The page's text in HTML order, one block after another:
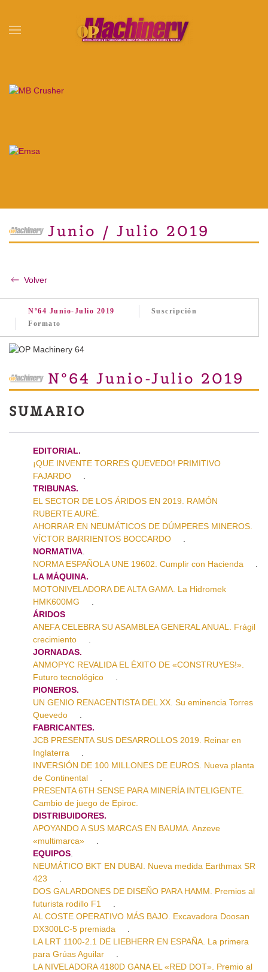
Skip to main content
Junio / Julio 2019
Volver
Nº64 Junio-Julio 2019
Suscripción
Formato
Nº64 Junio-Julio 2019
SUMARIO
EDITORIAL.
¡QUE INVENTE TORRES QUEVEDO! PRIMITIVO
FAJARDO
TRIBUNAS.
EL SECTOR DE LOS ÁRIDOS EN 2019. RAMÓN
RUBERTE AURÉ.
AHORRAR EN NEUMÁTICOS DE DÚMPERES MINEROS.
VÍCTOR BARRIENTOS BOCCARDO
NORMATIVA
NORMA ESPAÑOLA UNE 19602. Cumplir con Hacienda
LA MÁQUINA.
MOTONIVELADORA DE ALTA GAMA. La Hidromek
HMK600MG
ÁRIDOS
ANEFA CELEBRA SU ASAMBLEA GENERAL ANUAL. Frágil
crecimiento
JORNADAS.
ANMOPYC REVALIDA EL ÉXITO DE «CONSTRUYES!».
Futuro tecnológico
PIONEROS.
UN GENIO RENACENTISTA DEL XX. Su eminencia Torres
Quevedo
FABRICANTES.
JCB PRESENTA SUS DESARROLLOS 2019. Reinar en
Inglaterra
INVERSIÓN DE 100 MILLONES DE EUROS. Nueva planta
de Continental
PRESENTA 6TH SENSE PARA MINERÍA INTELIGENTE.
Cambio de juego de Epiroc.
DISTRIBUIDORES.
APOYANDO A SUS MARCAS EN BAUMA. Anzeve
«multimarca»
EQUIPOS
NEUMÁTICO BKT EN DUBAI. Nueva medida Earthmax SR
423
DOS GALARDONES DE DISEÑO PARA HAMM. Premios al
futurista rodillo F1
AL COSTE OPERATIVO MÁS BAJO. Excavadora Doosan
DX300LC-5 premiada
LA LRT 1100-2.1 DE LIEBHERR EN ESPAÑA. La primera
para Grúas Aguilar
LA NIVELADORA 4180D GANA EL «RED DOT». Premio al